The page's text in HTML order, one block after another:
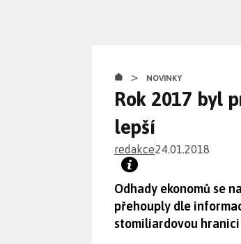
> NOVINKY
Rok 2017 byl
lepší
redakce24.01.2018
Odhady ekonomů se
přehouply dle
stomiliardovou hranici